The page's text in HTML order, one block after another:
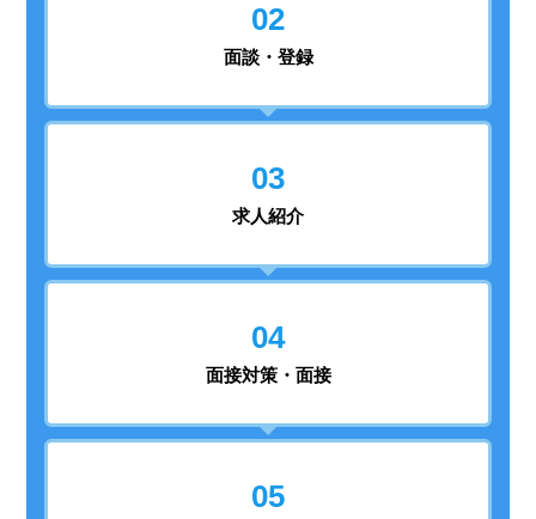
02
面談・登録
03
求人紹介
04
面接対策・面接
05